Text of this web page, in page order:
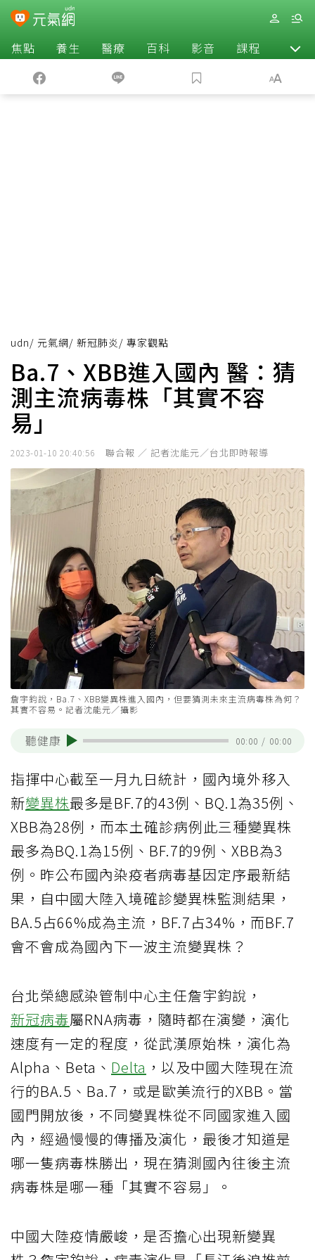
焦點 養生 醫療 百科 影音 課程 退休
udn/ 元氣網/ 新冠肺炎 / 專家觀點
Ba.7、XBB進入國內 醫：猜
測主流病毒株「其實不容
易」
2023-01-10 20:40:56 聯合報 ／ 記者沈能元／台北即時報導
詹宇鈞說，Ba.7、XBB變異株進入國內，但要猜測未來主流病毒株為何？
其實不容易。記者沈能元／攝影
聽健康 00:00 / 00:00
指揮中心截至一月九日統計，國內境外移入
新變異株最多是BF.7的43例、BQ.1為35例、
XBB為28例，而本土確診病例此三種變異株
最多為BQ.1為15例、BF.7的9例、XBB為3
例。昨公布國內染疫者病毒基因定序最新結
果，自中國大陸入境確診變異株監測結果，
BA.5占66%成為主流，BF.7占34%，而BF.7
會不會成為國內下一波主流變異株？
台北榮總感染管制中心主任詹宇鈞說，
新冠病毒屬RNA病毒，隨時都在演變，演化
速度有一定的程度，從武漢原始株，演化為
Alpha、Beta、 Delta ，以及中國大陸現在流
行的BA.5、Ba.7，或是歐美流行的XBB。當
國門開放後，不同變異株從不同國家進入國
內，經過慢慢的傳播及演化，最後才知道是
哪一隻病毒株勝出，現在猜測國內往後主流
病毒株是哪一種「其實不容易」。
中國大陸疫情嚴峻，是否擔心出現新變異